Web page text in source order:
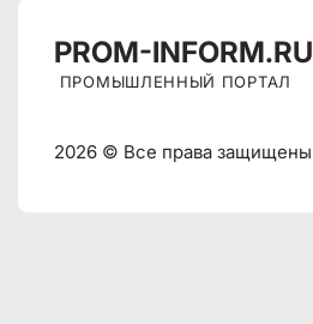
PROM-INFORM.RU
ПРОМЫШЛЕННЫЙ ПОРТАЛ
2026 © Все права защищены